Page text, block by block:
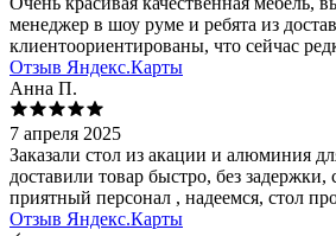
менеджер в шоу руме и ребята из
клиентоориентированы, что сейчас
Отзыв Яндекс.Карты
Анна П.
7 апреля 2025
Заказали стол из акации и алюминия
доставили товар быстро, без задержки,
приятный персонал , надеемся, стол
Отзыв Яндекс.Карты